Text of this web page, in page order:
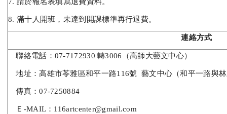
7. 請於報名表填寫退費資料。
8. 滿十人開班，未達到開課標準再行退費。
連絡方式
聯絡電話：07-7172930 轉3006（高師大藝文中心）
地址：高雄市苓雅區和平一路116號 藝文中心（和平一路與
傳真：07-7250884
Ｅ-MAIL：116artcenter@gmail.com